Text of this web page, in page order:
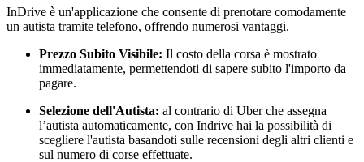
InDrive è un'applicazione che consente di prenotare comodamente
un autista tramite telefono, offrendo numerosi vantaggi.
Prezzo Subito Visibile: Il costo della corsa è mostrato
immediatamente, permettendoti di sapere subito l'importo da
pagare.
Selezione dell'Autista: al contrario di Uber che assegna
l’autista automaticamente, con Indrive hai la possibilità di
scegliere l'autista basandoti sulle recensioni degli altri clienti e
sul numero di corse effettuate.